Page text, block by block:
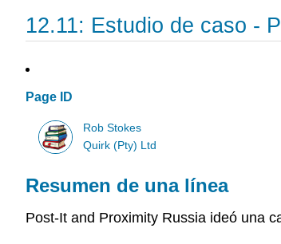
12.11: Estudio de caso -
Page ID
Rob Stokes
Quirk (Pty) Ltd
Resumen de una línea
Post-It and Proximity Russia ideó una